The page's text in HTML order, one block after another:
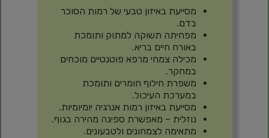
מסייעת באיזון טבעי של רמות הסוכר
בדם.
מפחיתה תשוקה למתוק ותומכת
באורח חיים בריא.
מכילה צמחי מרפא פוטנטיים מוכחים
במחקר.
משפרת חילוף חומרים ותומכת
במערכת העיכול.
מסייעת באיזון רמות אנרגיה יומיומיות.
נוזלית – מאפשרת ספיגה מהירה בגוף.
מתאימה לצמחונים ולטבעונים.